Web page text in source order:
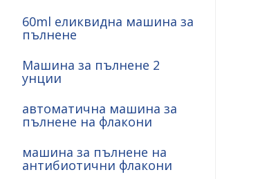
60ml еликвидна машина за
пълнене
Машина за пълнене 2
унции
автоматична машина за
пълнене на флакони
машина за пълнене на
антибиотични флакони